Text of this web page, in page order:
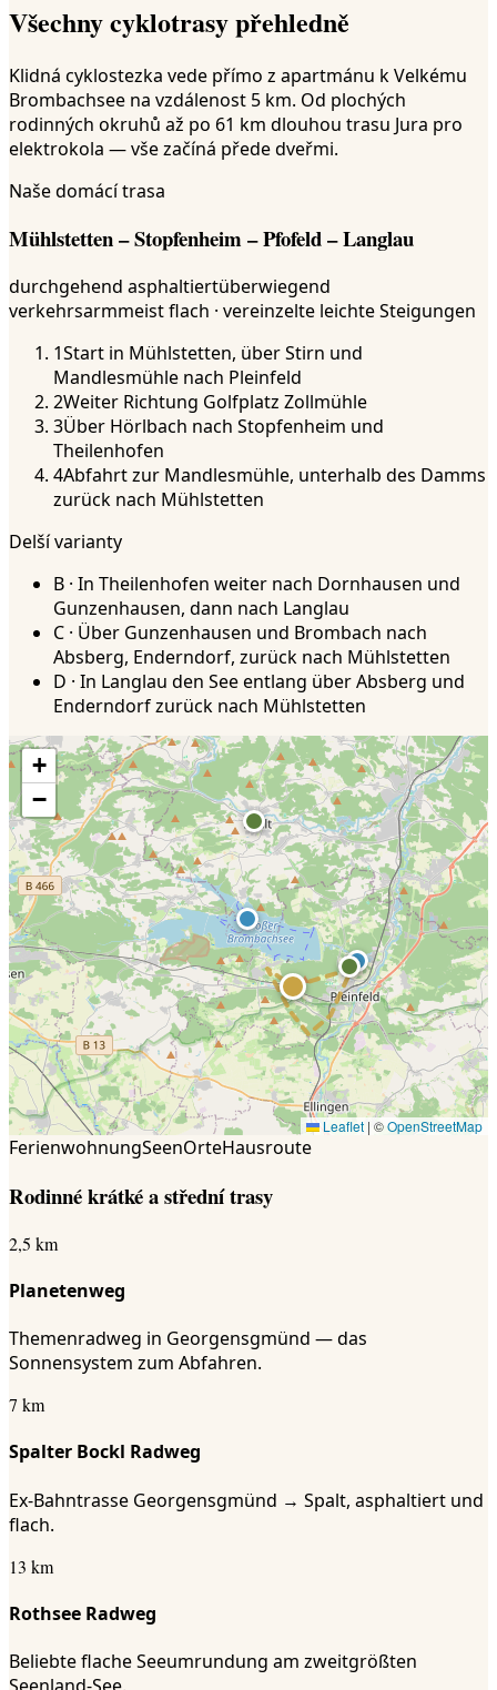
Všechny cyklotrasy přehledně
Klidná cyklostezka vede přímo z apartmánu k Velkému
Brombachsee na vzdálenost 5 km. Od plochých
rodinných okruhů až po 61 km dlouhou trasu Jura pro
elektrokola — vše začíná přede dveřmi.
Naše domácí trasa
Mühlstetten – Stopfenheim – Pfofeld – Langlau
durchgehend asphaltiertüberwiegend
verkehrsarmmeist flach · vereinzelte leichte Steigungen
1Start in Mühlstetten, über Stirn und
Mandlesmühle nach Pleinfeld
2Weiter Richtung Golfplatz Zollmühle
3Über Hörlbach nach Stopfenheim und
Theilenhofen
4Abfahrt zur Mandlesmühle, unterhalb des Damms
zurück nach Mühlstetten
Delší varianty
B · In Theilenhofen weiter nach Dornhausen und
Gunzenhausen, dann nach Langlau
C · Über Gunzenhausen und Brombach nach
Absberg, Enderndorf, zurück nach Mühlstetten
D · In Langlau den See entlang über Absberg und
Enderndorf zurück nach Mühlstetten
+
−
Leaflet | ©OpenStreetMap
FerienwohnungSeenOrteHausroute
Rodinné krátké a střední trasy
2,5 km
Planetenweg
Themenradweg in Georgensgmünd — das
Sonnensystem zum Abfahren.
7 km
Spalter Bockl Radweg
Ex-Bahntrasse Georgensgmünd → Spalt, asphaltiert und
flach.
13 km
Rothsee Radweg
Beliebte flache Seeumrundung am zweitgrößten